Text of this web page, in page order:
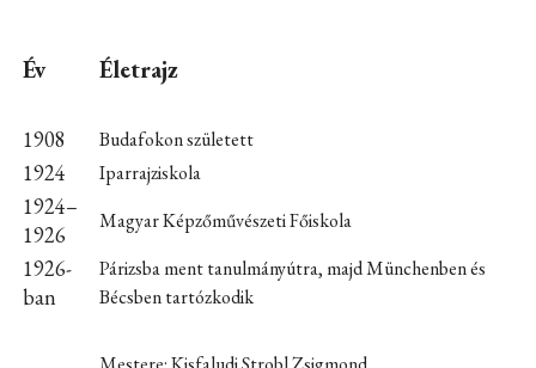
Év Életrajz
1908 Budafokon született
1924 Iparrajziskola
1924–
1926
Magyar Képzőművészeti Főiskola
1926-
ban
Párizsba ment tanulmányútra, majd Münchenben és
Bécsben tartózkodik